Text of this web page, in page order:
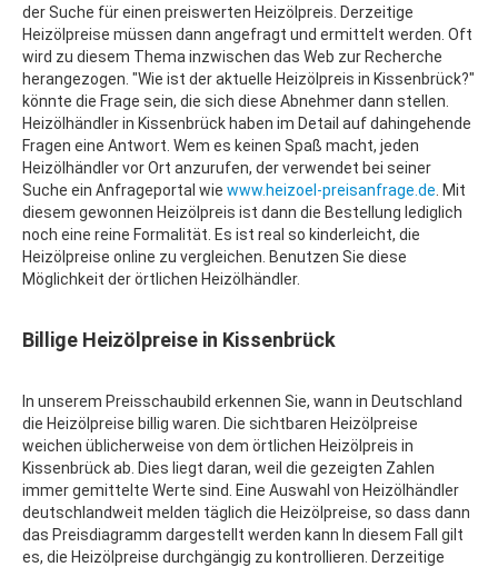
der Suche für einen preiswerten Heizölpreis. Derzeitige
Heizölpreise müssen dann angefragt und ermittelt werden. Oft
wird zu diesem Thema inzwischen das Web zur Recherche
herangezogen. "Wie ist der aktuelle Heizölpreis in Kissenbrück?"
könnte die Frage sein, die sich diese Abnehmer dann stellen.
Heizölhändler in Kissenbrück haben im Detail auf dahingehende
Fragen eine Antwort. Wem es keinen Spaß macht, jeden
Heizölhändler vor Ort anzurufen, der verwendet bei seiner
Suche ein Anfrageportal wie www.heizoel-preisanfrage.de . Mit
diesem gewonnen Heizölpreis ist dann die Bestellung lediglich
noch eine reine Formalität. Es ist real so kinderleicht, die
Heizölpreise online zu vergleichen. Benutzen Sie diese
Möglichkeit der örtlichen Heizölhändler.
Billige Heizölpreise in Kissenbrück
In unserem Preisschaubild erkennen Sie, wann in Deutschland
die Heizölpreise billig waren. Die sichtbaren Heizölpreise
weichen üblicherweise von dem örtlichen Heizölpreis in
Kissenbrück ab. Dies liegt daran, weil die gezeigten Zahlen
immer gemittelte Werte sind. Eine Auswahl von Heizölhändler
deutschlandweit melden täglich die Heizölpreise, so dass dann
das Preisdiagramm dargestellt werden kann In diesem Fall gilt
es, die Heizölpreise durchgängig zu kontrollieren. Derzeitige